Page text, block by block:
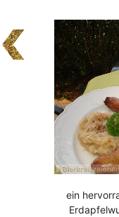
ein